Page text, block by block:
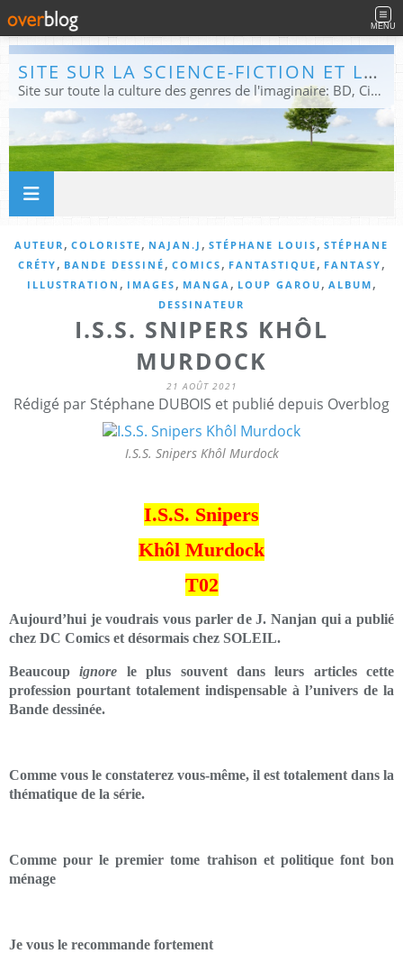
MENU
SITE SUR LA SCIENCE-FICTION ET LE FANTASTIQUE
Site sur toute la culture des genres de l'imaginaire: BD, Cinéma, Livre, Jeux, Théâtre. Présent dans les principaux festivals de film fantastique e de science-fiction, salons et conventions.
AUTEUR , COLORISTE , NAJAN.J , STÉPHANE LOUIS , STÉPHANE
CRÉTY , BANDE DESSINÉ , COMICS , FANTASTIQUE , FANTASY ,
ILLUSTRATION , IMAGES , MANGA , LOUP GAROU , ALBUM ,
DESSINATEUR
I.S.S. SNIPERS KHÔL
MURDOCK
21 AOÛT 2021
Rédigé par Stéphane DUBOIS et publié depuis Overblog
I.S.S. Snipers Khôl Murdock
I.S.S. Snipers
Khôl Murdock
T02
Aujourd’hui je voudrais vous parler de J. Nanjan qui a publié
chez DC Comics et désormais chez SOLEIL.
Beaucoupignore le plus souvent dans leurs articles cette
profession pourtant totalement indispensable à l’univers de la
Bande dessinée.
Comme vous le constaterez vous-même, il est totalement dans la
thématique de la série.
Comme pour le premier tome trahison et politique font bon
ménage
Je vous le recommande fortement